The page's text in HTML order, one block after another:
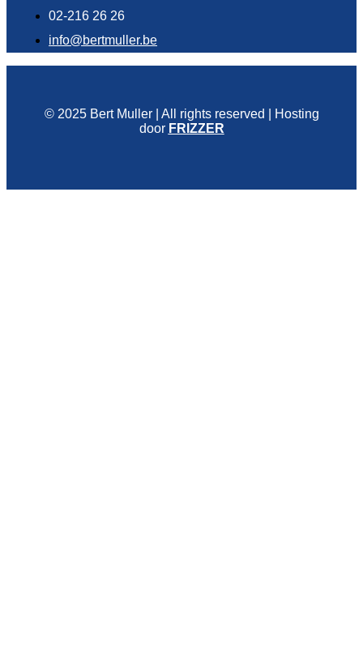
02-216 26 26
info@bertmuller.be
© 2025 Bert Muller | All rights reserved | Hosting
door FRIZZER